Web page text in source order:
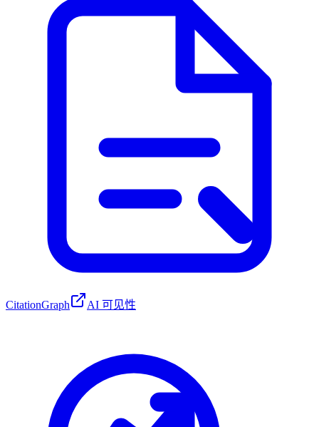
CitationGraph AI 可见性